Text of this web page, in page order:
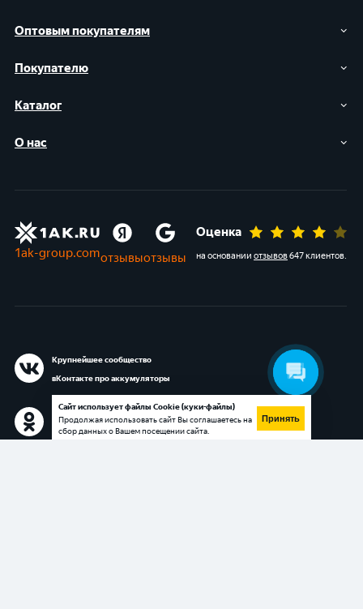
Сайт использует файлы Cookie (куки-файлы)
Продолжая использовать сайт Вы соглашаетесь на
сбор данных о Вашем посещении сайта.
Принять
Оптовым покупателям
Покупателю
Каталог
О нас
1ak-group.comотзывыотзывы
Оценка
на основании отзывов647 клиентов.
Крупнейшее сообщество
вКонтакте про аккумуляторы
Сообщество в Одноклассниках
про аккумуляторы